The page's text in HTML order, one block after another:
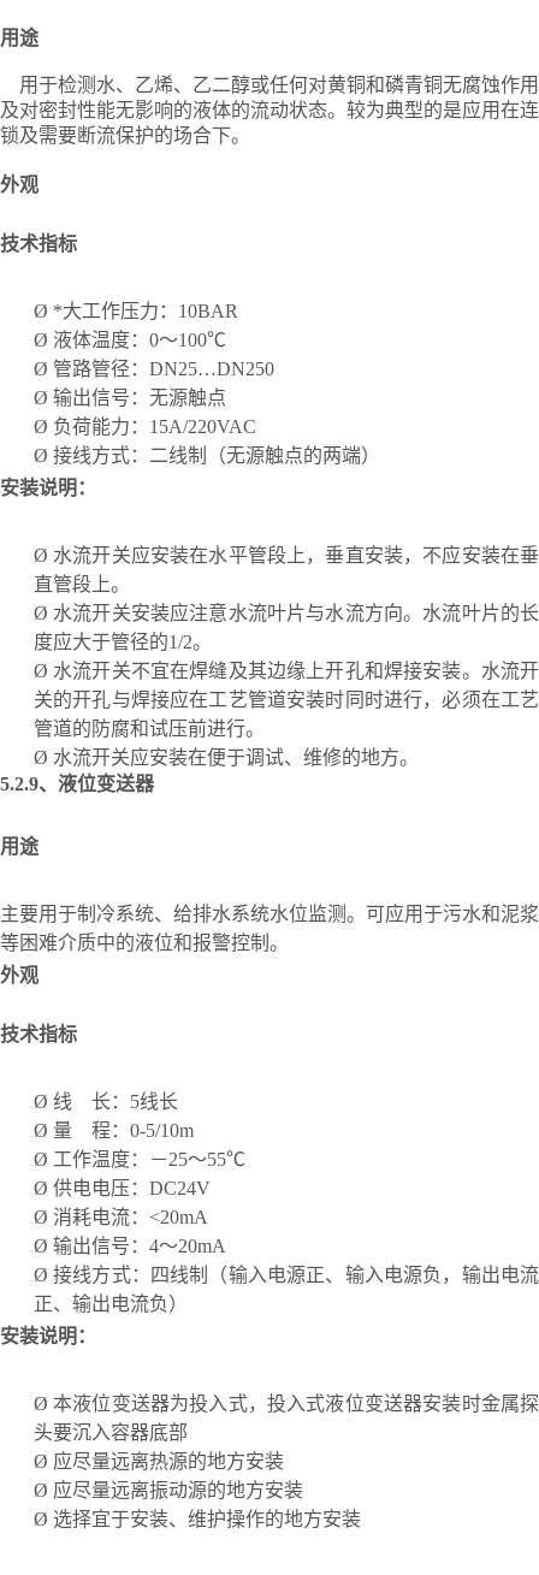
用途
用于检测水、乙烯、乙二醇或任何对黄铜和磷青铜无腐蚀作用
及对密封性能无影响的液体的流动状态。较为典型的是应用在连
锁及需要断流保护的场合下。
外观
技术指标
Ø *大工作压力： 10BAR
Ø 液体温度： 0～100℃
Ø 管路管径： DN25…DN250
Ø 输出信号：无源触点
Ø 负荷能力： 15A/220VAC
Ø 接线方式：二线制（无源触点的两端）
安装说明：
Ø 水流开关应安装在水平管段上，垂直安装，不应安装在垂
直管段上。
Ø 水流开关安装应注意水流叶片与水流方向。水流叶片的长
度应大于管径的1/2。
Ø 水流开关不宜在焊缝及其边缘上开孔和焊接安装。水流开
关的开孔与焊接应在工艺管道安装时同时进行，必须在工艺
管道的防腐和试压前进行。
Ø 水流开关应安装在便于调试、维修的地方。
5.2.9、 液位变送器
用途
主要用于制冷系统、给排水系统水位监测。可应用于污水和泥浆
等困难介质中的液位和报警控制。
外观
技术指标
Ø 线 长： 5线长
Ø 量 程： 0-5/10m
Ø 工作温度：－25～55℃
Ø 供电电压： DC24V
Ø 消耗电流： <20mA
Ø 输出信号： 4～20mA
Ø接线方式：四线制（输入电源正、输入电源负，输出电流
正、输出电流负）
安装说明：
Ø本液位变送器为投入式，投入式液位变送器安装时金属探
头要沉入容器底部
Ø 应尽量远离热源的地方安装
Ø 应尽量远离振动源的地方安装
Ø 选择宜于安装、维护操作的地方安装